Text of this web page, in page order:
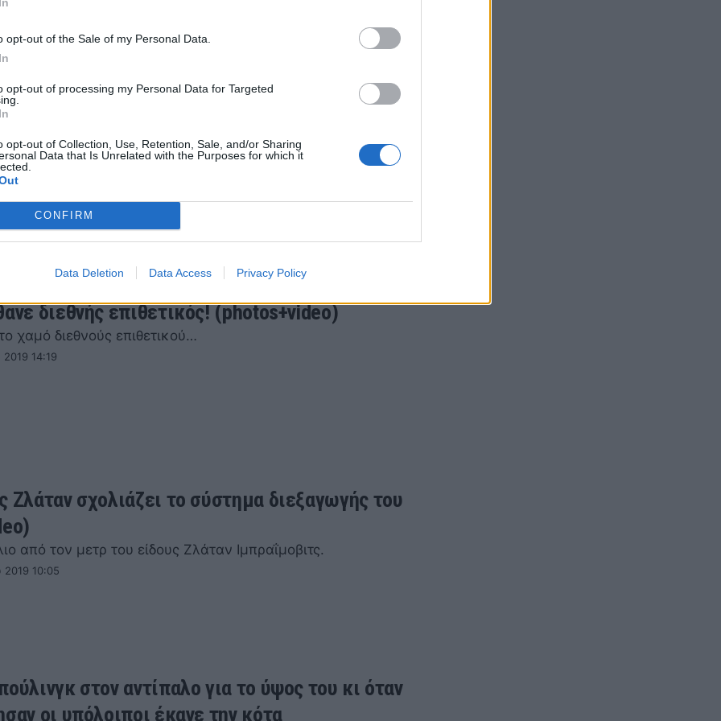
opt-out of the Sale of my Personal Data.
opt-out of processing my Personal Data for Targeted
opt-out of Collection, Use, Retention, Sale, and/or Sharing
Data that Is Unrelated with the Purposes for which it
CONFIRM
Data Deletion Data Access Privacy Policy
προσβληθεί από κορονοϊό
Το μήνυμα του Τιερί Ανρί για την πανδημία
της ομάδας του Μοντρεάλ, Τιερί Ανρί μίλησε για το
21:13
διεθνής επιθετικός! (photos+video)
χαμό διεθνούς επιθετικού…
14:19
Ζλάταν σχολιάζει το σύστημα διεξαγωγής του
από τον μετρ του είδους Ζλάταν Ιμπραΐμοβιτς.
2019 10:05
στον αντίπαλο για το ύψος του κι όταν
οι υπόλοιποι έκανε την κότα